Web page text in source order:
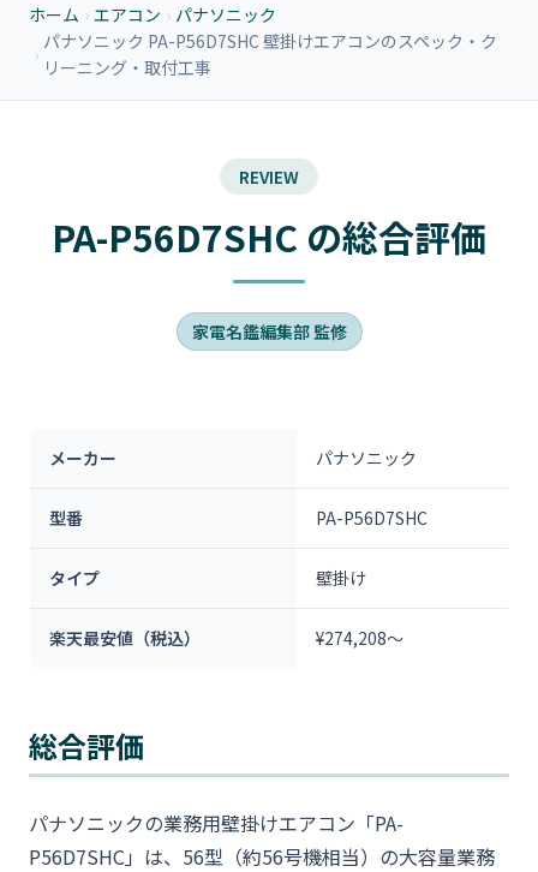
ホーム › エアコン › パナソニック
›
パナソニック PA-P56D7SHC 壁掛けエアコンのスペック・ク
リーニング・取付工事
REVIEW
PA-P56D7SHC の総合評価
家電名鑑編集部 監修
メーカー パナソニック
型番 PA-P56D7SHC
タイプ 壁掛け
楽天最安値（税込） ¥274,208～
総合評価
パナソニックの業務用壁掛けエアコン「PA-
P56D7SHC」は、56型（約56号機相当）の大容量業務